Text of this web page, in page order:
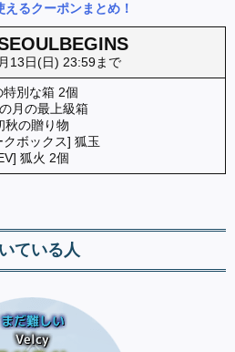
るクーポンまとめ！
13日(日) 23:59まで
特別な箱 2個
月の最上級箱
秋の贈り物
クボックス] 狐玉
狐火 2個
ている人